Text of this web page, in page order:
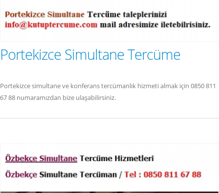
Portekizce Simultane Tercüme
Portekizce simultane ve konferans tercümanlık hizmeti almak için 0850 811
67 88 numaramızdan bize ulaşabilirsiniz.